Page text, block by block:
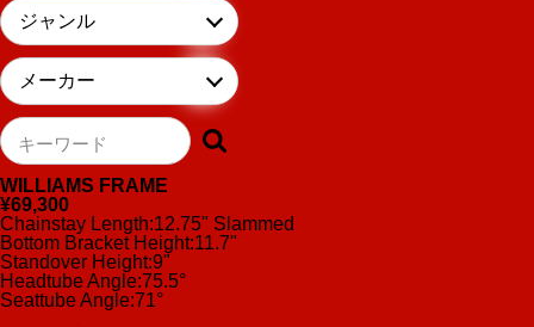
キーワード
WILLIAMS FRAME
¥69,300
Chainstay Length:12.75" Slammed
Bottom Bracket Height:11.7"
Standover Height:9"
Headtube Angle:75.5°
Seattube Angle:71°